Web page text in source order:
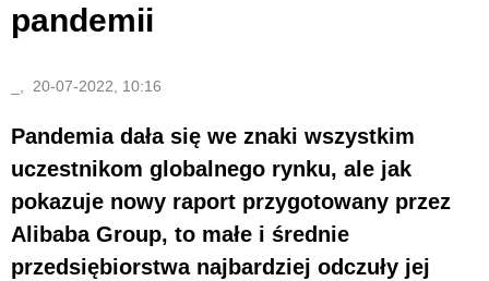
pandemii
_, 20-07-2022, 10:16
Pandemia dała się we znaki wszystkim
uczestnikom globalnego rynku, ale jak
pokazuje nowy raport przygotowany przez
Alibaba Group, to małe i średnie
przedsiębiorstwa najbardziej odczuły jej